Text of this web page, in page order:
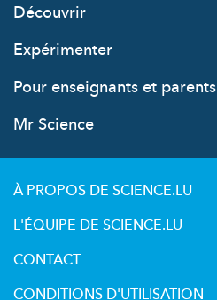
Découvrir
Expérimenter
Pour enseignants et parents
Mr Science
À PROPOS DE SCIENCE.LU
L'ÉQUIPE DE SCIENCE.LU
CONTACT
CONDITIONS D'UTILISATION